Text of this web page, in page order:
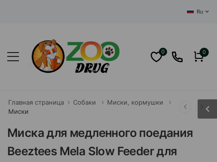
Ru
0 0
Главная страница Собаки
Миски, кормушки
Миски
Миска для медленного поедания
Beeztees Mela Slow Feeder для